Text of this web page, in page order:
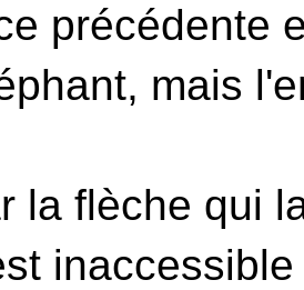
précédente
mais
la flèche qui